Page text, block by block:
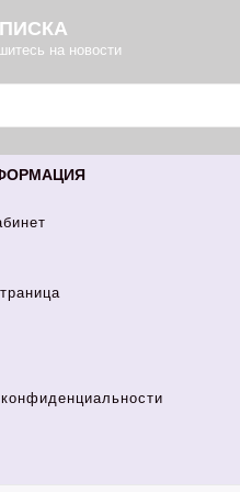
на новости